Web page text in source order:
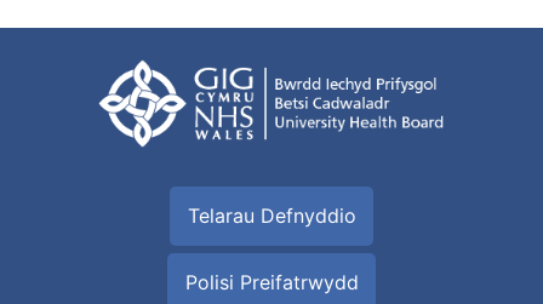
Telarau Defnyddio
Polisi Preifatrwydd